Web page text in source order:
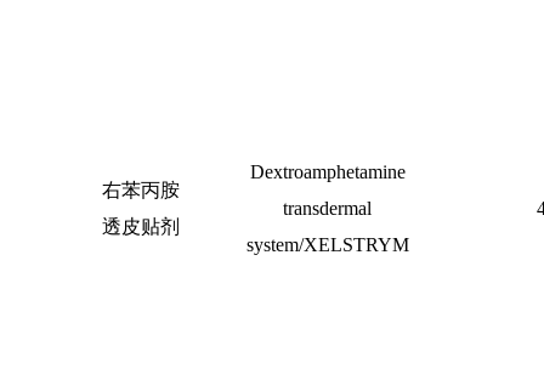
右苯丙胺
透皮贴剂
Dextroamphetamine
transdermal
system/XELSTRYM